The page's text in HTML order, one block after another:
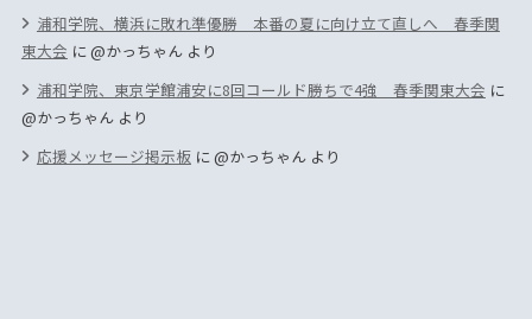
浦和学院、横浜に敗れ準優勝 本番の夏に向け立て直しへ 春季関
東大会 に@かっちゃんより
浦和学院、東京学館浦安に8回コールド勝ちで4強 春季関東大会 に
@かっちゃんより
応援メッセージ掲示板に@かっちゃんより